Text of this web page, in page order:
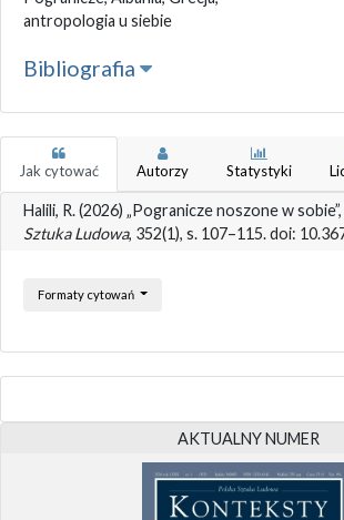
antropologia u siebie
Bibliografia
Jak cytować Autorzy Statystyki
Halili, R. (2026) „Pogranicze noszone w sobie”,
Sztuka Ludowa, 352(1), s. 107–115. doi:
Formaty cytowań
AKTUALNY NUMER